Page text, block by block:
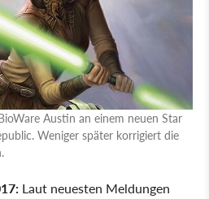
Austin an einem neuen Star
Weniger später korrigiert die
Laut neuesten Meldungen